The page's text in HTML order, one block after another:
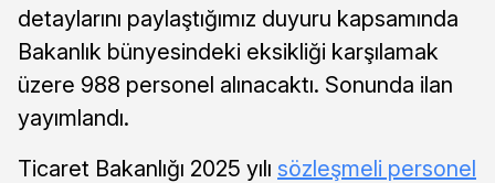
detaylarını paylaştığımız duyuru kapsamında
Bakanlık bünyesindeki eksikliği karşılamak
üzere 988 personel alınacaktı. Sonunda ilan
yayımlandı.
Ticaret Bakanlığı 2025 yılı sözleşmeli personel